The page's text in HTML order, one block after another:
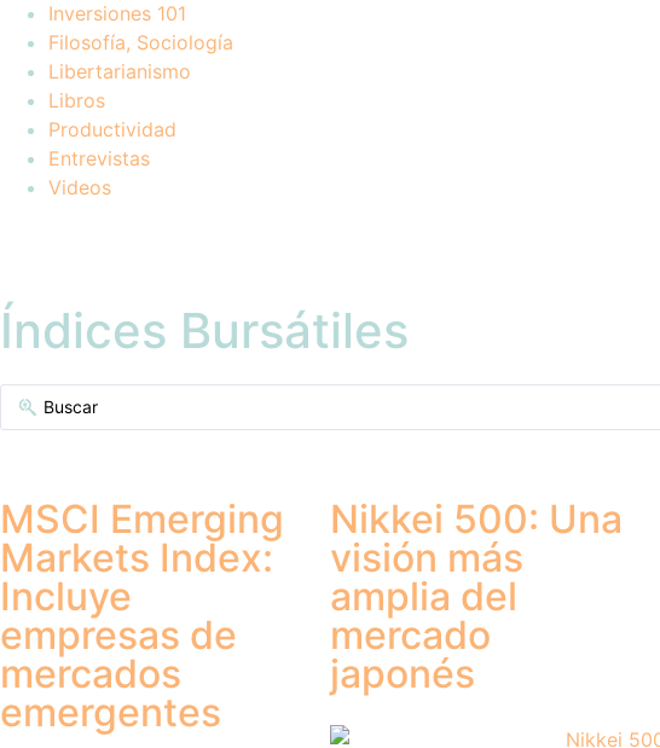
Inversiones 101
Filosofía, Sociología
Libertarianismo
Libros
Productividad
Entrevistas
Videos
Índices Bursátiles
MSCI Emerging
Markets Index:
Incluye
empresas de
mercados
emergentes
Nikkei 500: Una
visión más
amplia del
mercado
japonés